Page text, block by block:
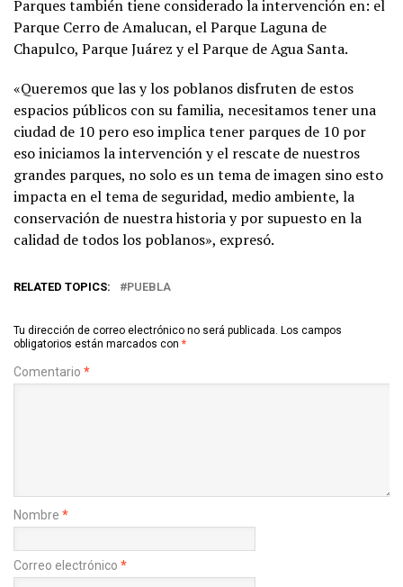
Parques también tiene considerado la intervención en: el
Parque Cerro de Amalucan, el Parque Laguna de
Chapulco, Parque Juárez y el Parque de Agua Santa.
«Queremos que las y los poblanos disfruten de estos
espacios públicos con su familia, necesitamos tener una
ciudad de 10 pero eso implica tener parques de 10 por
eso iniciamos la intervención y el rescate de nuestros
grandes parques, no solo es un tema de imagen sino esto
impacta en el tema de seguridad, medio ambiente, la
conservación de nuestra historia y por supuesto en la
calidad de todos los poblanos», expresó.
RELATED TOPICS: PUEBLA
Tu dirección de correo electrónico no será publicada. Los campos
obligatorios están marcados con *
Comentario *
Nombre *
Correo electrónico *